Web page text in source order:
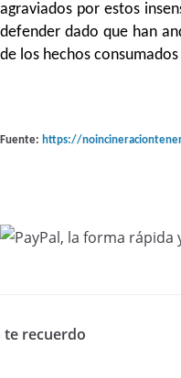
agraviados por estos
defender dado que han
de los hechos
Fuente: https://
te recuerdo